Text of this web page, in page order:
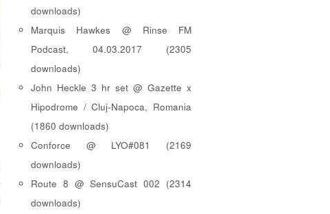
downloads)
Marquis Hawkes @ Rinse FM
Podcast, 04.03.2017 (2305
downloads)
John Heckle 3 hr set @ Gazette x
Hipodrome / Cluj-Napoca, Romania
(1860 downloads)
Conforce @ LYO#081 (2169
downloads)
Route 8 @ SensuCast 002 (2314
downloads)